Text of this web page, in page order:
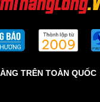
TRÊN TOÀN QUỐC